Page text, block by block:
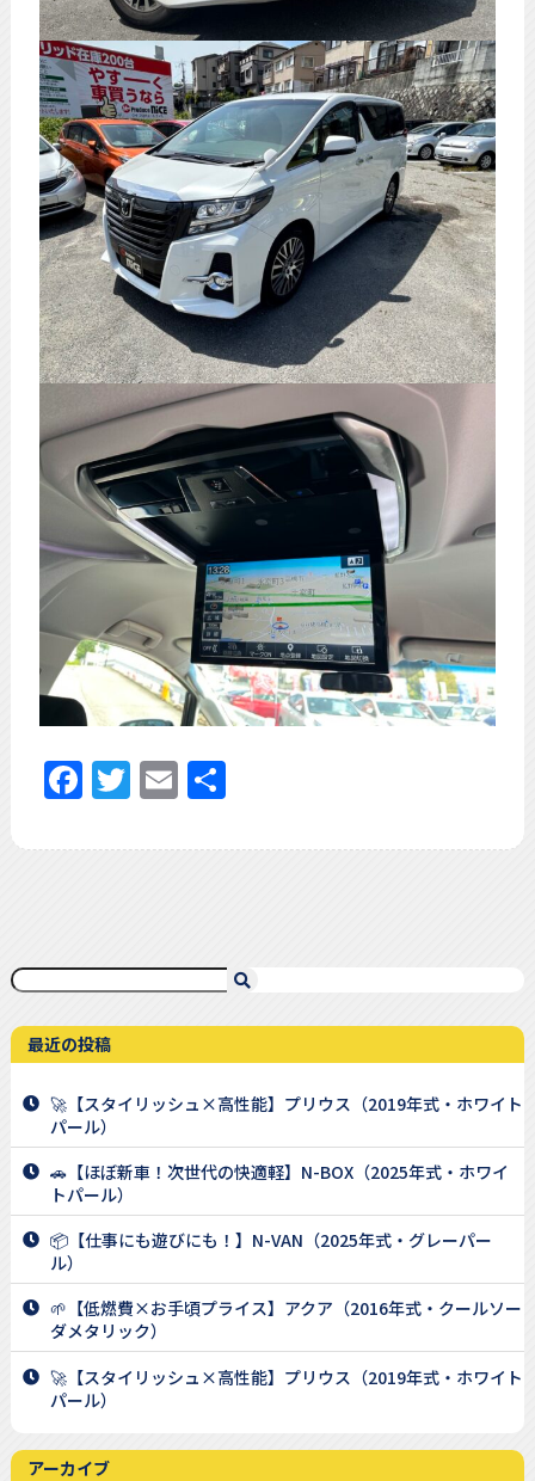
Facebook
Twitter
Email
共
最近の投稿
🚀【スタイリッシュ×高性能】プリウス（2019年式・ホワイト
パール）
🚗【ほぼ新車！次世代の快適軽】N-BOX（2025年式・ホワイ
トパール）
📦【仕事にも遊びにも！】N-VAN（2025年式・グレーパー
ル）
🌱【低燃費×お手頃プライス】アクア（2016年式・クールソー
ダメタリック）
🚀【スタイリッシュ×高性能】プリウス（2019年式・ホワイト
パール）
アーカイブ